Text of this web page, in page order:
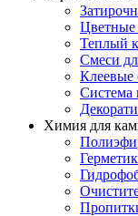
Цветные
Теплый
Смеси
Клеевые
Система
Химия для